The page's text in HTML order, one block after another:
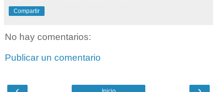
Compartir
No hay comentarios:
Publicar un comentario